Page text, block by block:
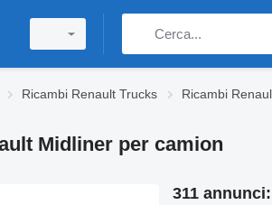
Ricambi Renault Trucks Ricambi
Midliner per camion
311 annunci: